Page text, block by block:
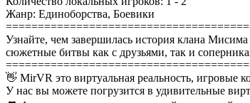
Жанр: Единоборства, Боевики
Узнайте, чем завершилась история клана
сюжетные битвы как с друзьями, так и
👋 MirVR это виртуальная реальность, игровые
У нас вы можете погрузится в удивительные